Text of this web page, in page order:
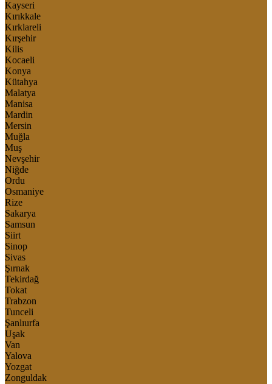
Kayseri
Kırıkkale
Kırklareli
Kırşehir
Kilis
Kocaeli
Konya
Kütahya
Malatya
Manisa
Mardin
Mersin
Muğla
Muş
Nevşehir
Niğde
Ordu
Osmaniye
Rize
Sakarya
Samsun
Siirt
Sinop
Sivas
Şırnak
Tekirdağ
Tokat
Trabzon
Tunceli
Şanlıurfa
Uşak
Van
Yalova
Yozgat
Zonguldak